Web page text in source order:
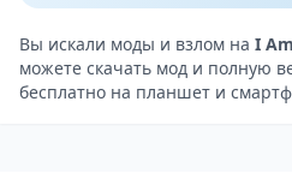
Вы искали моды и взлом на I
можете скачать мод и полную
бесплатно на планшет и